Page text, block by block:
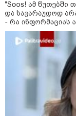
Hisense
უკეთესი
"Soos! ამ წუთებში
და სავარაუდოდ
- რა ინფორმაციას